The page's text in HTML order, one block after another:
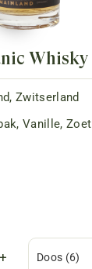
Whisky
, Zwitserland
,Vanille,Zoet
+ Doos (6)